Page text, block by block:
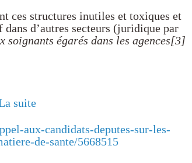
ces structures inutiles et toxiques et
d’autres secteurs (juridique par
soignants égarés dans les agences[3]
suite
aux-candidats-deputes-sur-les-
de-sante/5668515